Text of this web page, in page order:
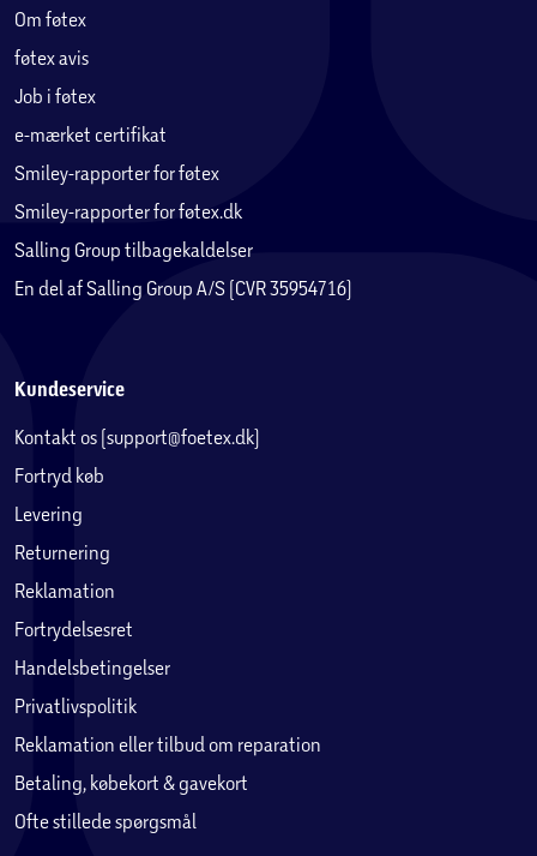
Om føtex
føtex avis
Job i føtex
e-mærket certifikat
Smiley-rapporter for føtex
Smiley-rapporter for føtex.dk
Salling Group tilbagekaldelser
En del af Salling Group A/S (CVR 35954716)
Kundeservice
Kontakt os (support@foetex.dk)
Fortryd køb
Levering
Returnering
Reklamation
Fortrydelsesret
Handelsbetingelser
Privatlivspolitik
Reklamation eller tilbud om reparation
Betaling, købekort & gavekort
Ofte stillede spørgsmål